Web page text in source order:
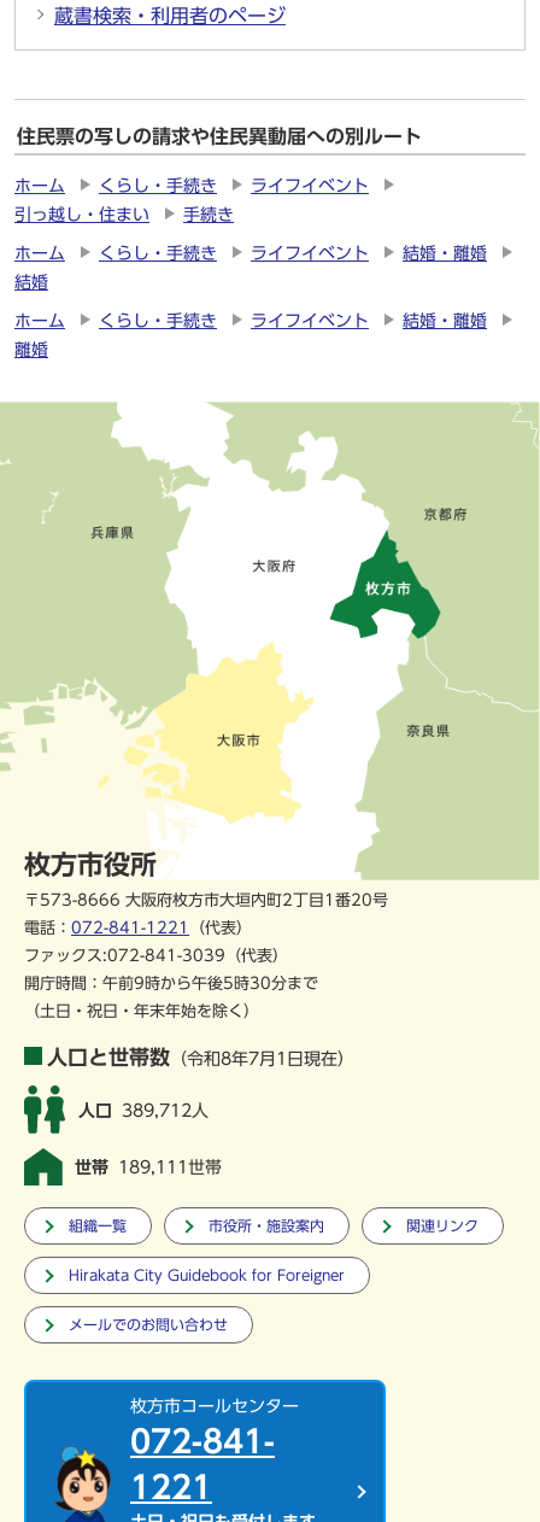
蔵書検索・利用者のページ
住民票の写しの請求や住民異動届への別ルート
ホーム くらし・手続き
ライフイベント
引っ越し・住まい
手続き
ホーム くらし・手続き ライフイベント
結婚・離婚
結婚
ホーム くらし・手続き ライフイベント
結婚・離婚
離婚
枚方市役所
〒573-8666 大阪府枚方市大垣内町2丁目1番20号
電話： 072-841-1221
（代表）
ファックス:072-841-3039（代表）
開庁時間：午前9時から午後5時30分まで
（土日・祝日・年末年始を除く）
人口と世帯数 （令和8年7月1日現在）
人口 389,712人
世帯 189,111世帯
組織一覧 市役所・施設案内 関連リンク
Hirakata City Guidebook for Foreigner
メールでのお問い合わせ
枚方市コールセンター
072-841-
1221